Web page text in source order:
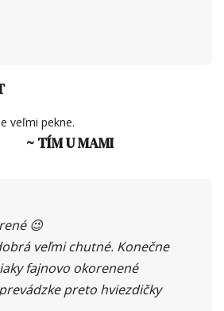
veľmi pekne.
~ TÍM U MAMI
😉
veľmi chutné. Konečne
fajnovo okorenené
preto hviezdičky